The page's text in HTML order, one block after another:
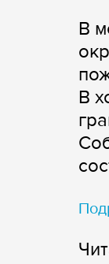
В
В